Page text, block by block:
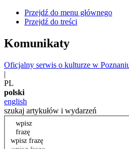
Przejdź do menu głównego
Przejdź do treści
Komunikaty
Oficjalny serwis o kulturze w
|
PL
polski
english
szukaj artykułów i wydarzeń
wpisz
frazę
wpisz frazę